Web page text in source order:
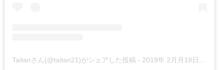
Taitanさん(@taitan21)がシェアした投稿 - 2019年 2月月18日午前4時36分PST